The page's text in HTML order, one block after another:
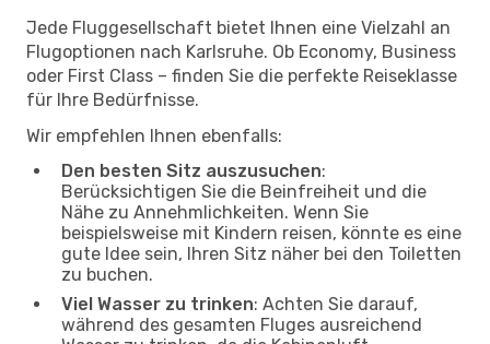
Jede Fluggesellschaft bietet Ihnen eine Vielzahl an
Flugoptionen nach Karlsruhe. Ob Economy, Business
oder First Class – finden Sie die perfekte Reiseklasse
für Ihre Bedürfnisse.
Wir empfehlen Ihnen ebenfalls:
Den besten Sitz auszusuchen:
Berücksichtigen Sie die Beinfreiheit und die
Nähe zu Annehmlichkeiten. Wenn Sie
beispielsweise mit Kindern reisen, könnte es eine
gute Idee sein, Ihren Sitz näher bei den Toiletten
zu buchen.
Viel Wasser zu trinken: Achten Sie darauf,
während des gesamten Fluges ausreichend